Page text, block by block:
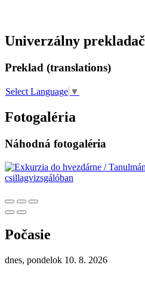
Univerzálny prekladač
Preklad (translations)
Select Language ▼
Fotogaléria
Náhodná fotogaléria
Počasie
dnes, pondelok 10. 8. 2026